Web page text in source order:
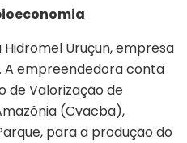
Hidromel Uruçun, empresa
A empreendedora conta
de Valorização de
(Cvacba),
para a produção do